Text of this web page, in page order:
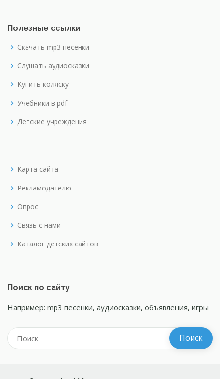
Полезные ссылки
Скачать mp3 песенки
Слушать аудиосказки
Купить коляску
Учебники в pdf
Детские учреждения
Карта сайта
Рекламодателю
Опрос
Связь с нами
Каталог детских сайтов
Поиск по сайту
Например: mp3 песенки, аудиосказки, объявления, игры